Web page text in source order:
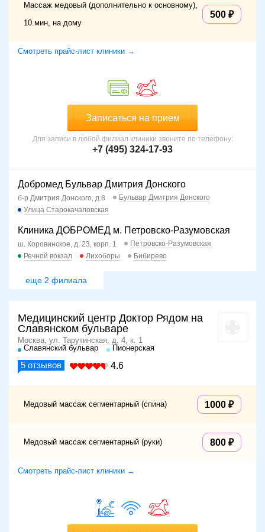
Массаж медовый (дополнительно к основному),
10.мин, на дому
500
Смотреть прайс-лист клиники →
Записаться на прием
Для записи в любой филиал клиники звоните по телефону:
+7 (495) 324-17-93
Добромед Бульвар Дмитрия Донского
б-р Дмитрия Донского, д.8
Бульвар Дмитрия Донского
Улица Старокачаловская
Клиника ДОБРОМЕД м. Петровско-Разумовская
ш. Коровинское, д. 23, корп. 1
Петровско-Разумовская
Речной вокзал
Лихоборы Бибирево
еще 2 филиала
Медицинский центр Доктор Рядом на
Славянском бульваре
Москва, ул. Тарутинская, д. 4, к. 1
Славянский бульвар
Пионерская
5 отзывов 4.6
Медовый массаж сегментарный (спина) 1000
Медовый массаж сегментарный (руки) 800
Смотреть прайс-лист клиники →